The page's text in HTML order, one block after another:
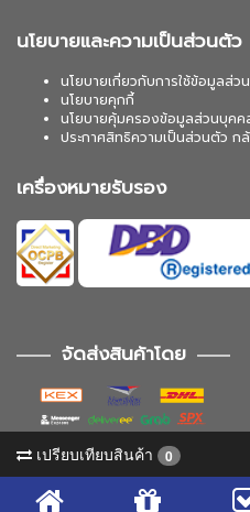
นโยบายและความเป็นส่วนตัว
นโยบายเกี่ยวกับการใช้ข้อมูลส่ว
นโยบายคุกกี้
นโยบายคุ้มครองข้อมูลส่วนบุคค
ประกาศสิทธิความเป็นส่วนตัว ก
เครื่องหมายรับรอง
จัดส่งสินค้าโดย
ช่องทาง
เปรียบเทียบสินค้า 0